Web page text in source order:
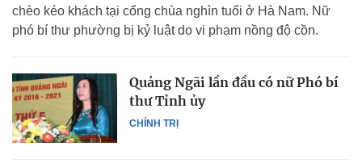
chèo kéo khách tại cổng chùa nghìn tuổi ở Hà Nam. Nữ
phó bí thư phường bị kỷ luật do vi phạm nồng độ cồn.
CHÍNH TRỊ
Quảng Ngãi lần đầu có nữ Phó bí
thư Tỉnh ủy